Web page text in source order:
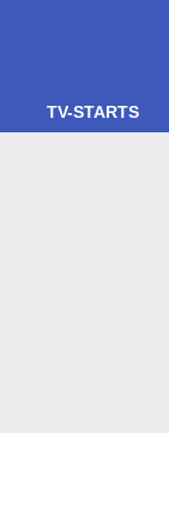
TV-STARTS